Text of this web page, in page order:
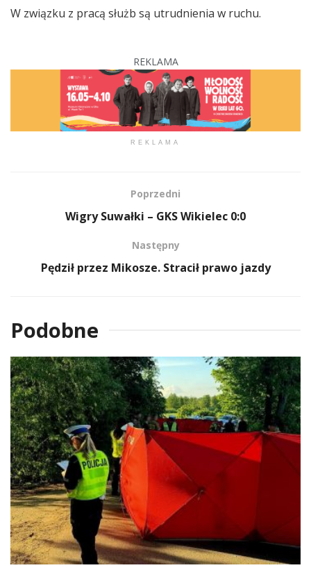
W związku z pracą służb są utrudnienia w ruchu.
REKLAMA
REKLAMA
Poprzedni
Wigry Suwałki – GKS Wikielec 0:0
Następny
Pędził przez Mikosze. Stracił prawo jazdy
Podobne